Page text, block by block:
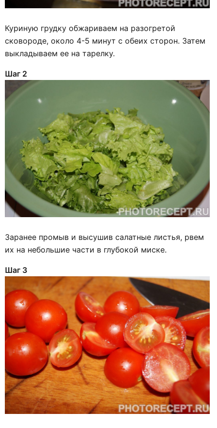
Куриную грудку обжариваем на разогретой
сковороде, около 4-5 минут с обеих сторон. Затем
выкладываем ее на тарелку.
Шаг 2
Заранее промыв и высушив салатные листья, рвем
их на небольшие части в глубокой миске.
Шаг 3